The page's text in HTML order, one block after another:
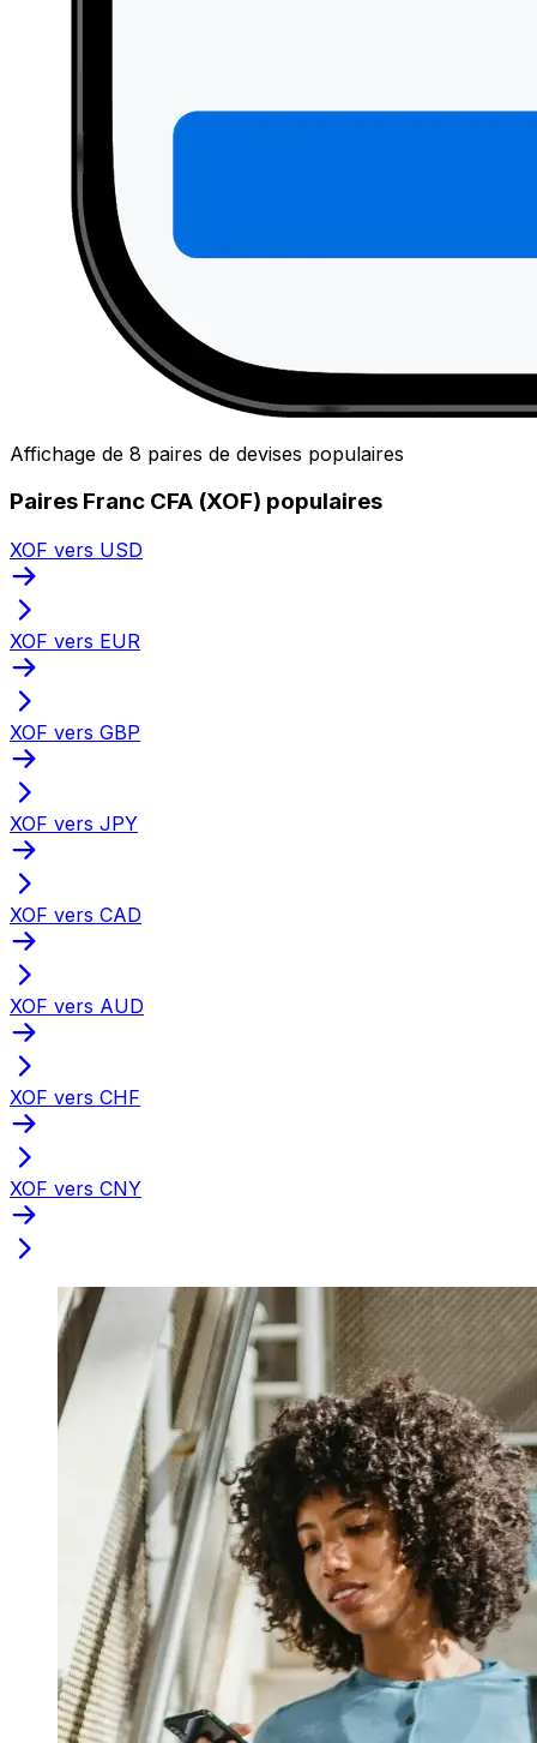
Affichage de 8 paires de devises populaires
Paires Franc CFA (XOF) populaires
XOF vers USD
XOF vers EUR
XOF vers GBP
XOF vers JPY
XOF vers CAD
XOF vers AUD
XOF vers CHF
XOF vers CNY